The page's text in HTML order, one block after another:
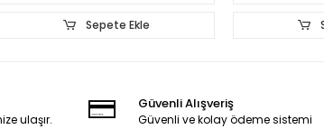
Sepete Ekle
ulaşır.
Güvenli Alışveriş
Güvenli ve kolay ödeme sistemi